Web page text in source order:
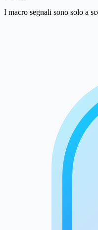
I macro segnali sono solo a